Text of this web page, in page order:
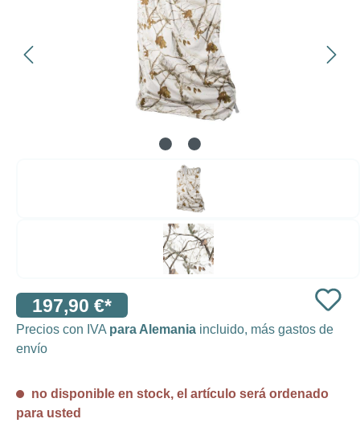
197,90 €*
Precios con IVA para Alemania incluido, más gastos de
envío
no disponible en stock, el artículo será ordenado
para usted